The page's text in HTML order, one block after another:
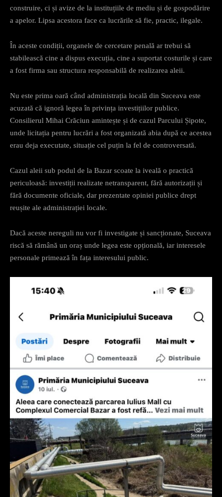
construire, ci și avize de la instituțiile de mediu și de gospodărire
a apelor. Lipsa acestora face ca lucrările să fie, practic, ilegale.
În aceste condiții, organele de cercetare penală ar trebui să
stabilească cine a dispus execuția, cine a suportat costurile și care
a fost firma sau structura responsabilă de realizarea aleii.
Nu este prima oară când administrația locală din Suceava este
acuzată că ignoră legea în privința investițiilor publice.
Consilierul Mihai Crăciun amintește și de cazul Parcului Șipote,
unde licitația pentru lucrări a fost organizată abia după ce acestea
erau deja executate, situație cel puțin la fel de controversată.
Cazul aleii sub podul de la Bazar scoate la iveală o practică
periculoasă: investiții realizate netransparent, fără autorizații și
fără documente oficiale, dar prezentate opiniei publice drept
reușite ale administrației locale.
Dacă aceste nereguli nu vor fi investigate și sancționate, Suceava
riscă să rămână un oraș unde legea este opțională, iar interesele
personale primează în fața interesului public.